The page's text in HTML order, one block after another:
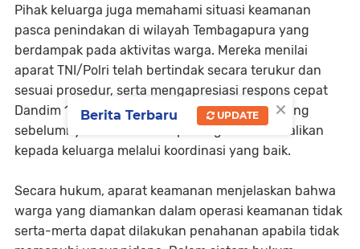
Pihak keluarga juga memahami situasi keamanan
pasca penindakan di wilayah Tembagapura yang
berdampak pada aktivitas warga. Mereka menilai
aparat TNI/Polri telah bertindak secara terukur dan
sesuai prosedur, serta mengapresiasi respons cepat
Dandim 1710/Mimika sehingga enam warga yang
sebelumnya diamankan dapat segera dikembalikan
kepada keluarga melalui koordinasi yang baik.
Secara hukum, aparat keamanan menjelaskan bahwa
warga yang diamankan dalam operasi keamanan tidak
serta-merta dapat dilakukan penahanan apabila tidak
×
Berita Terbaru UPDATE